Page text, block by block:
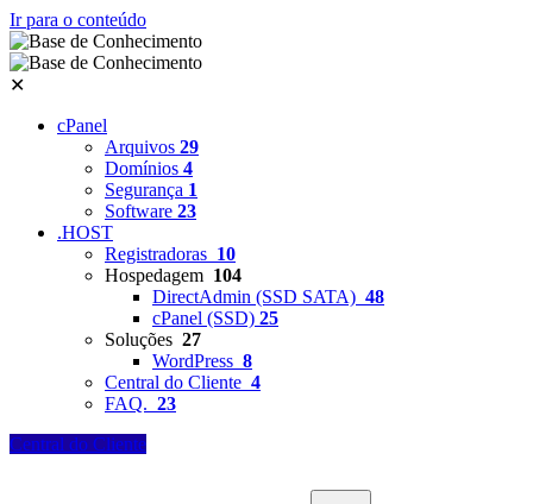
Ir para o conteúdo
✕
cPanel
Arquivos 29
Domínios 4
Segurança 1
Software 23
.HOST
Registradoras 10
Hospedagem 104
DirectAdmin (SSD SATA) 48
cPanel (SSD) 25
Soluções 27
WordPress 8
Central do Cliente 4
FAQ. 23
Central do Cliente